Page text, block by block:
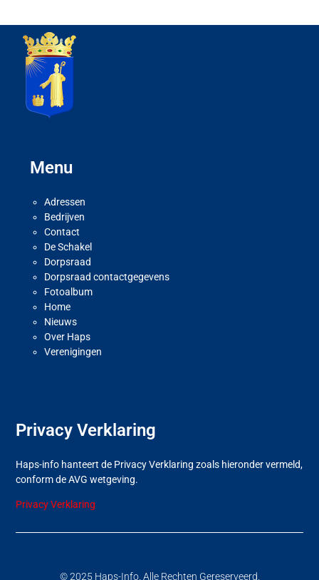
Menu
Adressen
Bedrijven
Contact
De Schakel
Dorpsraad
Dorpsraad contactgegevens
Fotoalbum
Home
Nieuws
Over Haps
Verenigingen
Privacy Verklaring
Haps-info hanteert de Privacy Verklaring zoals hieronder vermeld,
conform de AVG wetgeving.
Privacy Verklaring
© 2025 Haps-Info. Alle Rechten Gereserveerd.